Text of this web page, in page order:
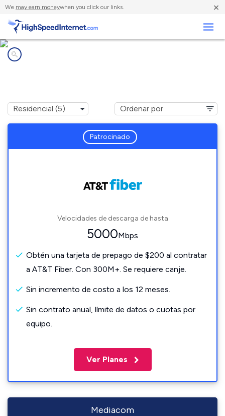
We may earn moneywhen you click our links. ×
Patrocinado
Velocidades de descarga de hasta
5000Mbps
Obtén una tarjeta de prepago de $200 al contratar
a AT&T Fiber. Con 300M+. Se requiere canje.
Sin incremento de costo a los 12 meses.
Sin contrato anual, límite de datos o cuotas por
equipo.
Ver Planes
Mediacom